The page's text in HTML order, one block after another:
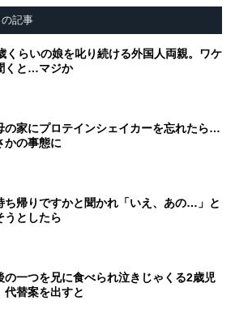
記事
くらいの娘を叱り続ける外国人両親。ワケ
くと…マジか
の家にプロテインシェイカーを忘れたら…
かの事態に
ち帰りですかと聞かれ「いえ、あの…」と
うとしたら
の一つを兄に食べられ泣きじゃくる2歳児
代替案を出すと